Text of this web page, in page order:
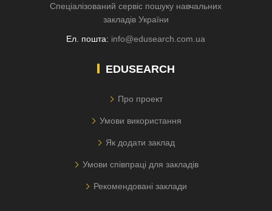
Спеціалізований сервіс пошуку навчальних
закладів України
Ел. пошта: info@edusearch.com.ua
EDUSEARCH
Про проект
Умови використання
Як додати заклад
Умови співпраці для закладів
Рекомендовані заклади